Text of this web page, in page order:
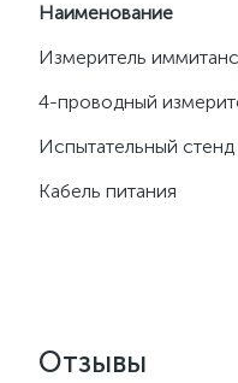
Наименование
Измеритель
4-проводный
Испытательный стенд
Кабель питания
Отзывы